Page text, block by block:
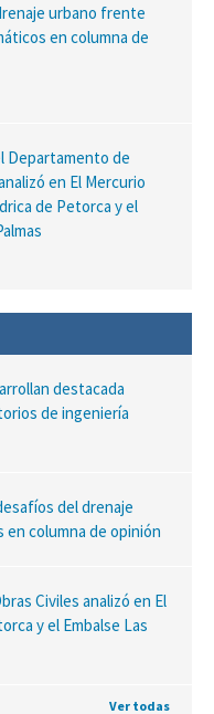
urbano frente
en columna de
Departamento de
en El Mercurio
de Petorca y el
destacada
de ingeniería
del drenaje
columna de opinión
Civiles analizó en El
y el Embalse Las
Ver todas